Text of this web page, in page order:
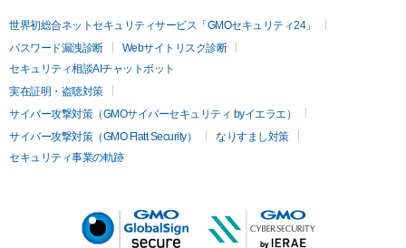
世界初総合ネットセキュリティサービス「GMOセキュリティ24」
パスワード漏洩診断
Webサイトリスク診断
セキュリティ相談AIチャットボット
実在証明・盗聴対策
サイバー攻撃対策（GMOサイバーセキュリティ byイエラエ）
サイバー攻撃対策（GMO Flatt Security）
なりすまし対策
セキュリティ事業の軌跡